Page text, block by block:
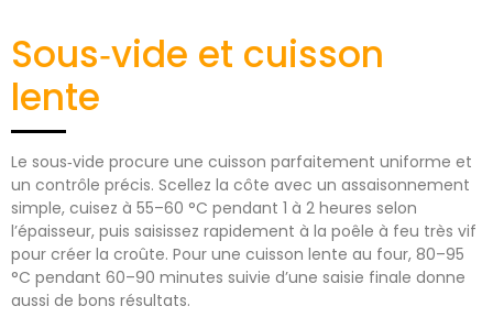
Sous‑vide et cuisson
lente
Le sous‑vide procure une cuisson parfaitement uniforme et
un contrôle précis. Scellez la côte avec un assaisonnement
simple, cuisez à 55–60 °C pendant 1 à 2 heures selon
l’épaisseur, puis saisissez rapidement à la poêle à feu très vif
pour créer la croûte. Pour une cuisson lente au four, 80–95
°C pendant 60–90 minutes suivie d’une saisie finale donne
aussi de bons résultats.